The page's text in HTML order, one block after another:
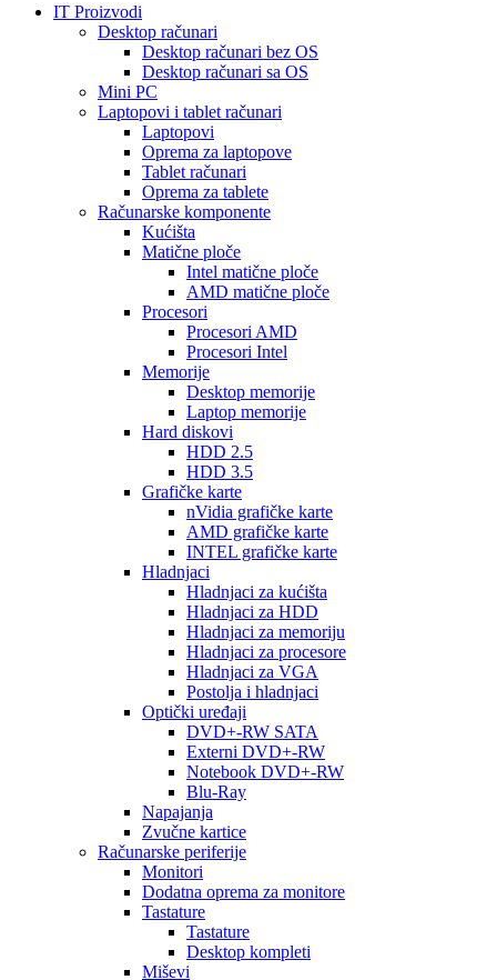
IT Proizvodi
Desktop računari
Desktop računari bez OS
Desktop računari sa OS
Mini PC
Laptopovi i tablet računari
Laptopovi
Oprema za laptopove
Tablet računari
Oprema za tablete
Računarske komponente
Kućišta
Matične ploče
Intel matične ploče
AMD matične ploče
Procesori
Procesori AMD
Procesori Intel
Memorije
Desktop memorije
Laptop memorije
Hard diskovi
HDD 2.5
HDD 3.5
Grafičke karte
nVidia grafičke karte
AMD grafičke karte
INTEL grafičke karte
Hladnjaci
Hladnjaci za kućišta
Hladnjaci za HDD
Hladnjaci za memoriju
Hladnjaci za procesore
Hladnjaci za VGA
Postolja i hladnjaci
Optički uređaji
DVD+-RW SATA
Externi DVD+-RW
Notebook DVD+-RW
Blu-Ray
Napajanja
Zvučne kartice
Računarske periferije
Monitori
Dodatna oprema za monitore
Tastature
Tastature
Desktop kompleti
Miševi